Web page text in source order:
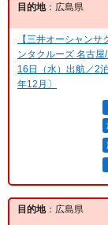
目的地：広島県
【三井オーシャン
ンタクルーズ 名古
16日（水）出航／2
年12月〕
目的地：広島県